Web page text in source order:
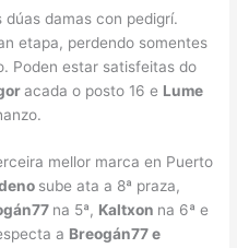
damas con pedigrí.
etapa, perdendo somentes
Poden estar satisfeitas do
acada o posto 16 e Lume
mellor marca en Puerto
sube ata a 8ª praza,
na 5ª, Kaltxon na 6ª e
a Breogán77 e